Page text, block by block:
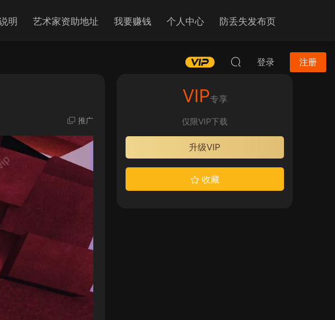
明 艺术家资助地址 我要赚钱 个人中心 防丢失发布页
登录 注册
推广
VIP专享
仅限VIP下载
升级VIP
收藏